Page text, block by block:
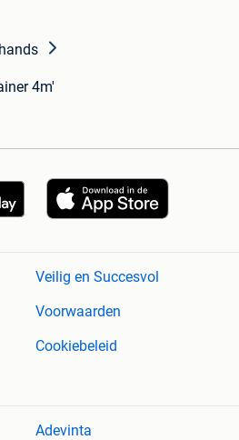
4m'
Veilig en Succesvol
Voorwaarden
Cookiebeleid
Adevinta